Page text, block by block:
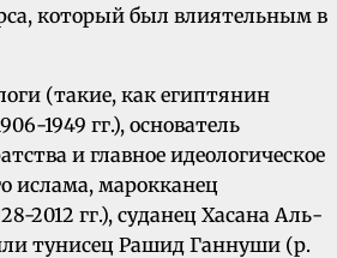
который был влиятельным в
(такие, как египтянин
1949 гг.), основатель
и главное идеологическое
ислама, марокканец
2012 гг.), суданец Хасана Аль-
тунисец Рашид Ганнуши (р.